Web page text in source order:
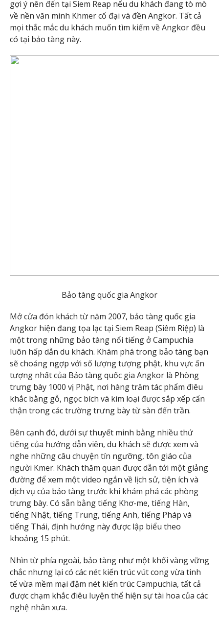
gợi ý nên đến tại Siem Reap nếu du khách đang tò mò
về nền văn minh Khmer cổ đại và đền Angkor. Tất cả
mọi thắc mắc du khách muốn tìm kiếm về Angkor đều
có tại bảo tàng này.
Bảo tàng quốc gia Angkor
Mở cửa đón khách từ năm 2007, bảo tàng quốc gia
Angkor hiện đang tọa lạc tại Siem Reap (Siêm Riệp) là
một trong những bảo tàng nổi tiếng ở Campuchia
luôn hấp dẫn du khách. Khám phá trong bảo tàng bạn
sẽ choáng ngợp với số lượng tượng phật, khu vực ấn
tượng nhất của Bảo tàng quốc gia Angkor là Phòng
trưng bày 1000 vị Phật, nơi hàng trăm tác phẩm điêu
khắc bằng gỗ, ngọc bích và kim loại được sắp xếp cẩn
thận trong các trường trưng bày từ sàn đến trần.
Bên cạnh đó, dưới sự thuyết minh bằng nhiều thứ
tiếng của hướng dẫn viên, du khách sẽ được xem và
nghe những câu chuyện tín ngưỡng, tôn giáo của
người Kmer. Khách thăm quan được dẫn tới một giảng
đường để xem một video ngắn về lịch sử, tiện ích và
dịch vụ của bảo tàng trước khi khám phá các phòng
trưng bày. Có sẵn bằng tiếng Khơ-me, tiếng Hàn,
tiếng Nhật, tiếng Trung, tiếng Anh, tiếng Pháp và
tiếng Thái, định hướng này được lập biểu theo
khoảng 15 phút.
Nhìn từ phía ngoài, bảo tàng như một khối vàng vững
chắc nhưng lại có các nét kiến trúc vút cong vừa tinh
tế vừa mềm mại đậm nét kiến trúc Campuchia, tất cả
được chạm khắc điêu luyện thể hiện sự tài hoa của các
nghệ nhân xưa.